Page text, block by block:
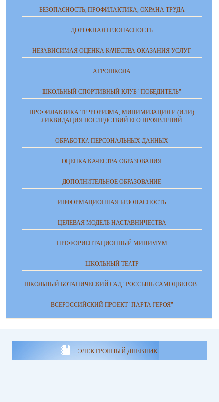
БЕЗОПАСНОСТЬ, ПРОФИЛАКТИКА, ОХРАНА ТРУДА
ДОРОЖНАЯ БЕЗОПАСНОСТЬ
НЕЗАВИСИМАЯ ОЦЕНКА КАЧЕСТВА ОКАЗАНИЯ УСЛУГ
АГРОШКОЛА
ШКОЛЬНЫЙ СПОРТИВНЫЙ КЛУБ "ПОБЕДИТЕЛЬ"
ПРОФИЛАКТИКА ТЕРРОРИЗМА, МИНИМИЗАЦИЯ И (ИЛИ)
ЛИКВИДАЦИЯ ПОСЛЕДСТВИЙ ЕГО ПРОЯВЛЕНИЙ
ОБРАБОТКА ПЕРСОНАЛЬНЫХ ДАННЫХ
ОЦЕНКА КАЧЕСТВА ОБРАЗОВАНИЯ
ДОПОЛНИТЕЛЬНОЕ ОБРАЗОВАНИЕ
ИНФОРМАЦИОННАЯ БЕЗОПАСНОСТЬ
ЦЕЛЕВАЯ МОДЕЛЬ НАСТАВНИЧЕСТВА
ПРОФОРИЕНТАЦИОННЫЙ МИНИМУМ
ШКОЛЬНЫЙ ТЕАТР
ШКОЛЬНЫЙ БОТАНИЧЕСКИЙ САД "РОССЫПЬ САМОЦВЕТОВ"
ВСЕРОССИЙСКИЙ ПРОЕКТ "ПАРТА ГЕРОЯ"
ЭЛЕКТРОННЫЙ ДНЕВНИК